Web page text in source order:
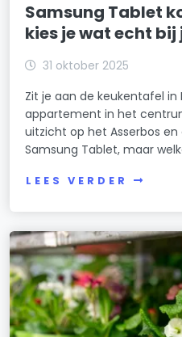
Samsung Tablet
kies je wat echt bij
31 oktober 2025
Zit je aan de keukentafel in
appartement in het
uitzicht op het Asserbos en
Samsung Tablet, maar
LEES VERDER